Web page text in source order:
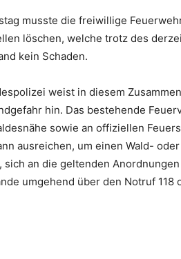
musste die freiwillige
löschen, welche trotz des
kein Schaden.
weist in diesem
hin. Das bestehende
sowie an offiziellen
ausreichen, um einen Wald-
sich an die geltenden
umgehend über den Notruf 118